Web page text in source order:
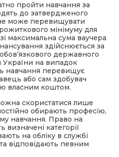
пройти навчання за
до затвердженого
може перевищувати
мінімуму для
максимальна сума ваучера
здійснюється за
державного
України на випадок
навчання перевищує
або сам здобувач
власним коштом.
скористатися лише
обирають професію,
навчання. Право на
категорії
на обліку в службі
та відповідають певним